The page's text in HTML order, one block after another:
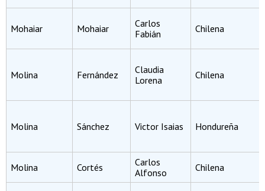
Mohaiar Mohaiar
Carlos
Fabián
Chilena
Molina Fernández
Claudia
Lorena
Chilena
Molina Sánchez Victor Isaias Hondureña
Molina Cortés
Carlos
Alfonso
Chilena